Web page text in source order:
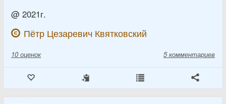
@ 2021г.
Пётр Цезаревич Квятковский
10 оценок 5 комментариев